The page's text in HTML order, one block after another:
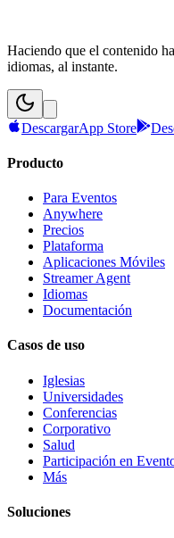
Haciendo que el contenido
idiomas, al instante.
DescargarApp Store
Producto
Para Eventos
Anywhere
Precios
Plataforma
Aplicaciones Móviles
Streamer Agent
Idiomas
Documentación
Casos de uso
Iglesias
Universidades
Conferencias
Corporativo
Salud
Participación en
Más
Soluciones